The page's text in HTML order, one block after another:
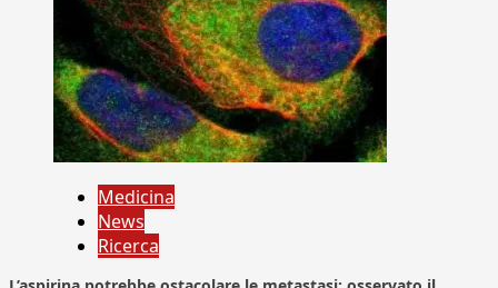
Medicina
News
Ricerca